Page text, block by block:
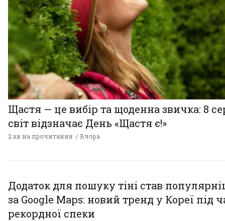
Щастя — це вибір та щоденна звичка: 8
світ відзначає День «Щастя є!»
2 хв на прочитання Вчора
Додаток для пошуку тіні став
за Google Maps: новий тренд у Кореї під
рекордної спеки